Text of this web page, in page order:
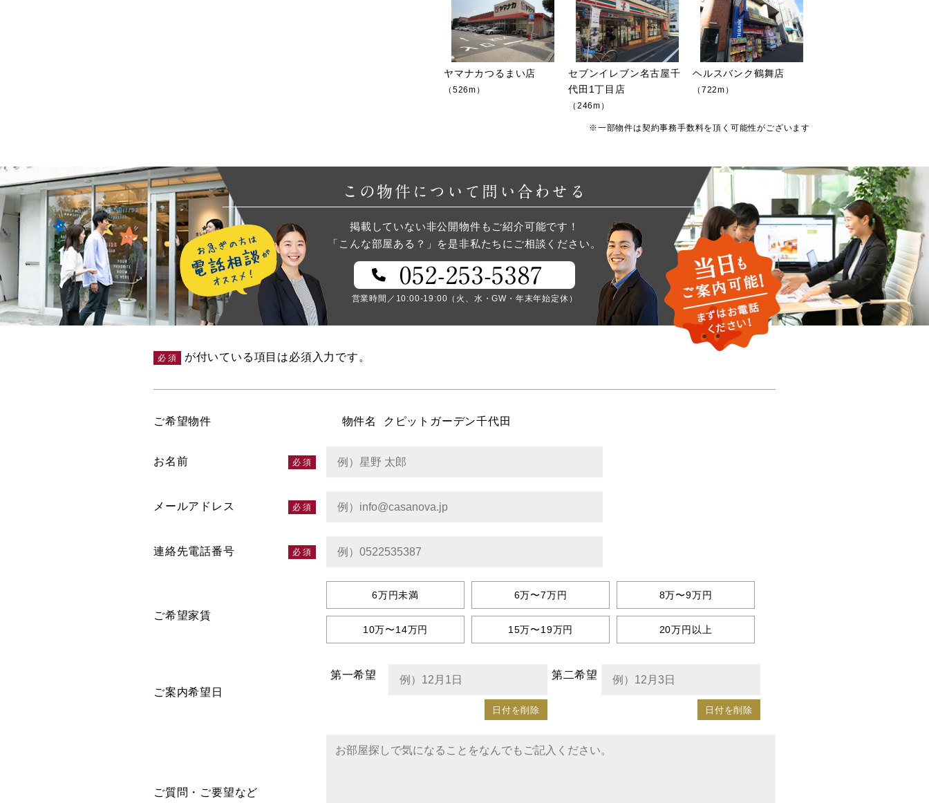
ヤマナカつるまい店
（526m）
セブンイレブン名古屋千
代田1丁目店
（246m）
ヘルスバンク鶴舞店
（722m）
※一部物件は契約事務手数料を頂く可能性がございます
この物件について問い合わせる
掲載していない非公開物件もご紹介可能です！
「こんな部屋ある？」を是非私たちにご相談ください。
052-253-5387
営業時間／10:00-19:00（火、水・GW・年末年始定休）
必須 が付いている項目は必須入力です。
ご希望物件 物件名 クピットガーデン千代田
お名前
メールアドレス
連絡先電話番号
ご希望家賃
6万円未満 6万〜7万円 8万〜9万円
10万〜14万円 15万〜19万円 20万円以上
ご案内希望日
第一希望
日付を削除
第二希望
日付を削除
ご質問・ご要望など